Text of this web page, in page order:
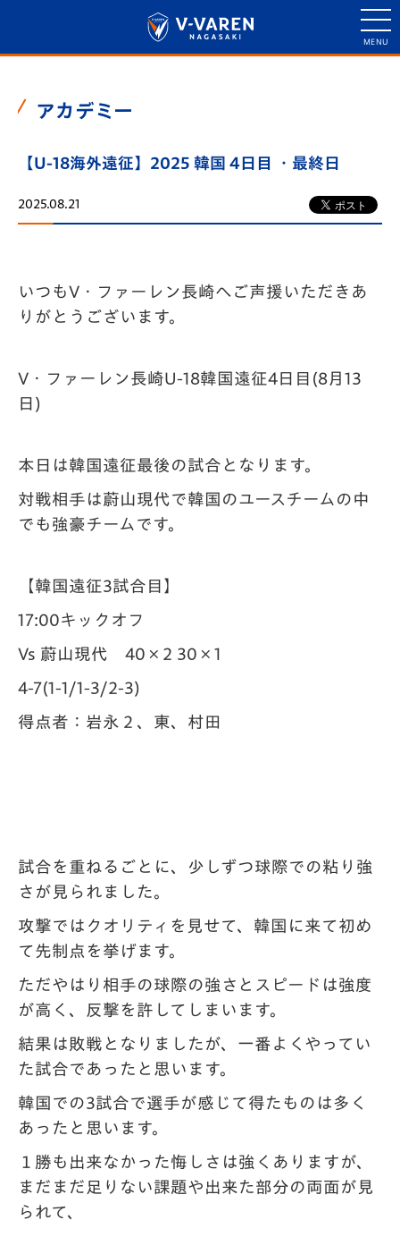
アカデミー
【U-18海外遠征】2025 韓国 4日目 ・最終日
2025.08.21
いつもV・ファーレン長崎へご声援いただきあ
りがとうございます。
V・ファーレン長崎U-18韓国遠征4日目(8月13
日)
本日は韓国遠征最後の試合となります。
対戦相手は蔚山現代で韓国のユースチームの中
でも強豪チームです。
【韓国遠征3試合目】
17:00キックオフ
Vs 蔚山現代 40×2 30×1
4-7(1-1/1-3/2-3)
得点者：岩永２、東、村田
試合を重ねるごとに、少しずつ球際での粘り強
さが見られました。
攻撃ではクオリティを見せて、韓国に来て初め
て先制点を挙げます。
ただやはり相手の球際の強さとスピードは強度
が高く、反撃を許してしまいます。
結果は敗戦となりましたが、一番よくやってい
た試合であったと思います。
韓国での3試合で選手が感じて得たものは多く
あったと思います。
１勝も出来なかった悔しさは強くありますが、
まだまだ足りない課題や出来た部分の両面が見
られて、